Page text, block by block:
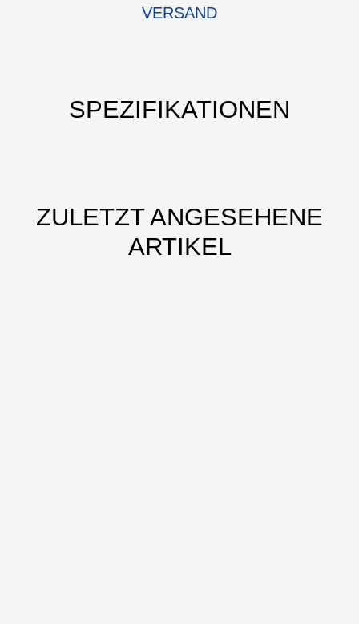
VERSAND
SPEZIFIKATIONEN
ZULETZT ANGESEHENE
ARTIKEL